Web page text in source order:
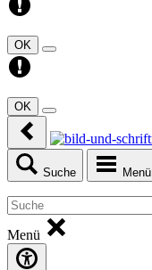
OK
OK
Suche Menü
Menü